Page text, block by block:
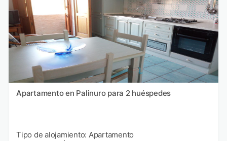
Apartamento en Palinuro para 2 huéspedes
Tipo de alojamiento: Apartamento